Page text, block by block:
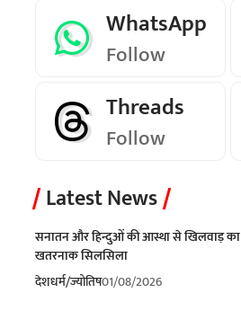
WhatsApp
Follow
Threads
Follow
Latest News
सनातन और हिन्दुओं की आस्था से खिलवाड़ का
खतरनाक सिलसिला
देशधर्म/ज्योतिष01/08/2026